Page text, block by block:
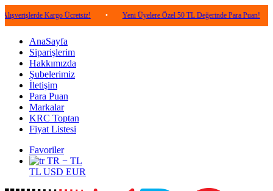
Kargo Ücretsiz! • Yeni Üyelere Özel 50 TL Değerinde Para Puan! •
AnaSayfa
Siparişlerim
Hakkımızda
Şubelerimiz
İletişim
Para Puan
Markalar
KRC Toptan
Fiyat Listesi
Favoriler
TR − TL
TL USD EUR